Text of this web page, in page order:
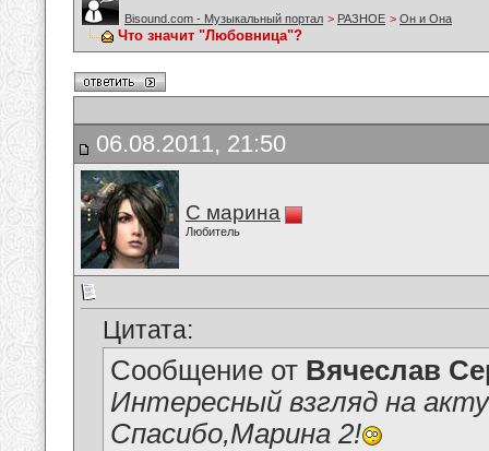
Bisound.com - Музыкальный портал > РАЗНОЕ > Он и Она
Что значит "Любовница"?
06.08.2011, 21:50
С марина
Любитель
Цитата:
Сообщение от Вячеслав
Интересный взгляд на
Спасибо,Марина 2!